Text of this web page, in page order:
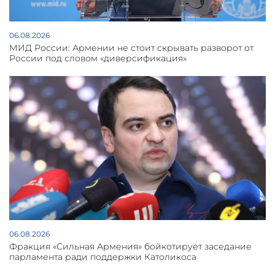
06.08.2026
МИД России: Армении не стоит скрывать разворот от
России под словом «диверсификация»
06.08.2026
Фракция «Сильная Армения» бойкотирует заседание
парламента ради поддержки Католикоса